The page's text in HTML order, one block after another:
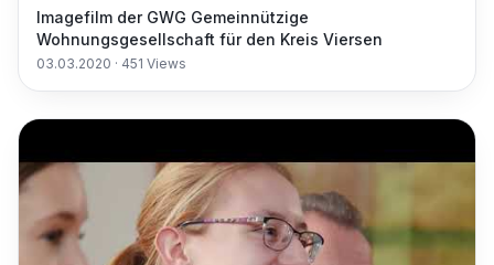
Imagefilm der GWG Gemeinnützige
Wohnungsgesellschaft für den Kreis Viersen
03.03.2020 · 451 Views